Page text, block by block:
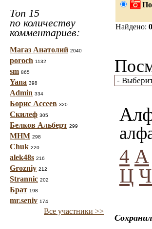
Топ 15
по количеству
комментариев:
Магаз Анатолий 2040
poroch 1132
sm 865
Yana 398
Admin 334
Борис Ассеев 320
Скилеф 305
Белков Альберт 299
МНМ 298
Chuk 220
alek48s 216
Grozniy 212
Strannic 202
Брат 198
mr.seniv 174
Все участники >>
Найдено: 0
4 А
Ц Ч